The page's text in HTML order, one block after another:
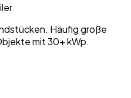
Häufig große
mit 30+ kWp.